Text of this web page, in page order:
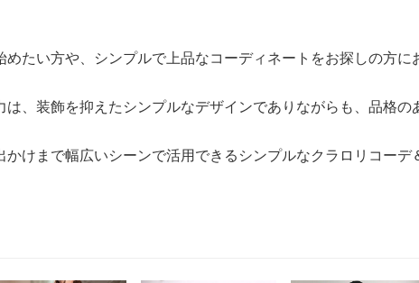
めたい方や、シンプルで上品なコーディネートをお探しの方
は、装飾を抑えたシンプルなデザインでありながらも、品格
けまで幅広いシーンで活用できるシンプルなクラロリコー